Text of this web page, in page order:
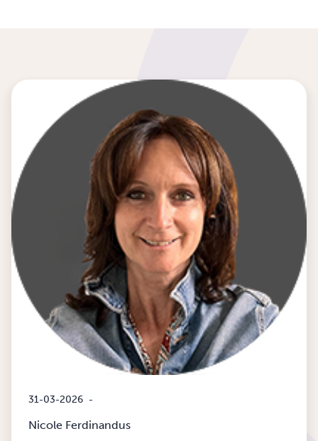
31-03-2026 -
Nicole Ferdinandus